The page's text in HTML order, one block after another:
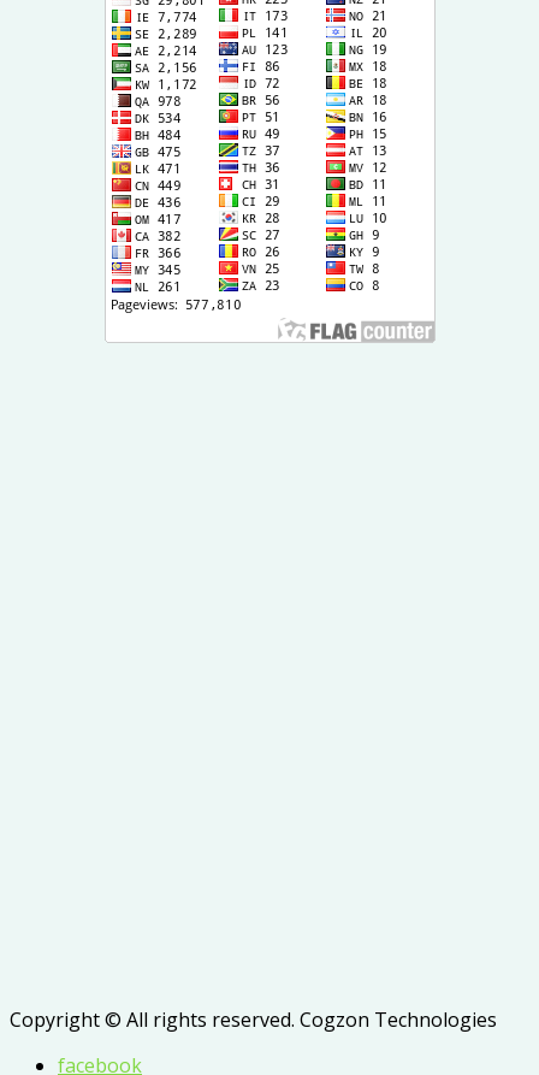
Copyright © All rights reserved. Cogzon Technologies
facebook